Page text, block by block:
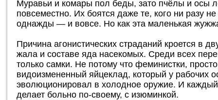
Муравьи и комары пол беды, зато пчёлы и осы
повсеместно. Их боятся даже те, кого ни разу
однажды — и вовсе. Но как эта маленькая
Причина агонистических страданий кроется в
жала и составе яда насекомых. Среди всех
только самки. Не потому что феминистки,
видоизмененный яйцеклад, который у рабочих
эволюционировал в холодное оружие. И каждый
делает больно по-своему, с изюминкой.